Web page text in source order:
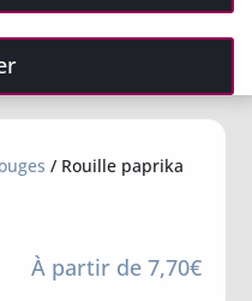
/ Rouille paprika
À partir de 7,70€